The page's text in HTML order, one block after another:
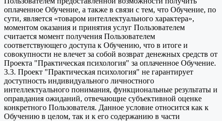
оплаченное Обучение, а также в связи с тем, что Обучение, по
сути, является «товаром интеллектуального характера»,
моментом оказания и принятия услуг Пользователем
считается момент получения Пользователем
соответствующего доступа к Обучению, что в итоге и
совокупности не влечет за собой возврат денежных средств от
Проекта "Практическая психология" за оплаченное Обучение.
3.3. Проект "Практическая психология" не гарантирует
доступность индивидуального личностного
интеллектуального понимания, функциональные результаты и
оправдания ожиданий, отвечающие субъективной оценке
конкретного Пользователя. Данное условие относится как к
Обучению в целом, так и к его содержанию в части